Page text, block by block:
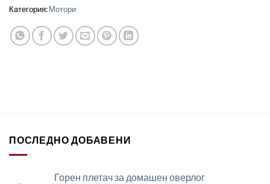
Категория:Мотори
ПОСЛЕДНО ДОБАВЕНИ
Горен плетач за домашен оверлог